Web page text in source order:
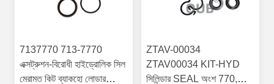
7137770 713-7770
এক্সট্রুশন-বিরোধী হাইড্রোলিক সিল
মেরামত কিট ব্যাকহো লোডার
ZTAV-00034
ZTAV00034 KIT-HYD
সিলিন্ডার SEAL অংশ 770,